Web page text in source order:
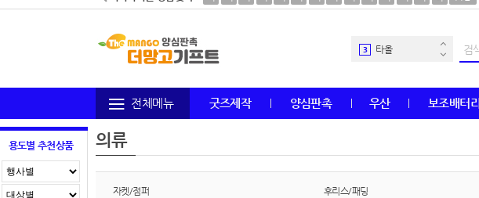
3 타올
5 볼펜
양심판촉
7
전체메뉴 굿즈제작 양심판촉 우산 보조배터리
용도별 추천상품 의류
자켓/점퍼 후리스/패딩